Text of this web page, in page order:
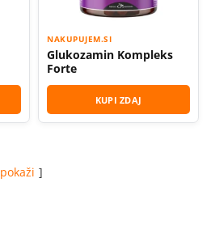
NAKUPUJEM.SI
Glukozamin Kompleks
Forte
KUPI ZDAJ
pokaži